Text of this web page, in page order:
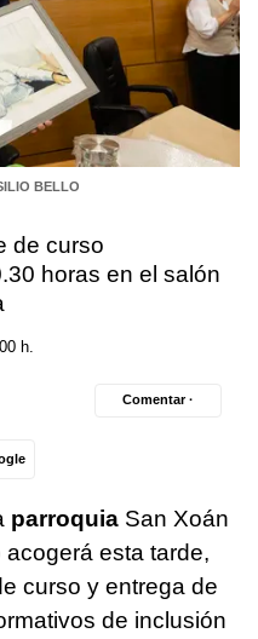
BELLO
de curso
horas en el salón
h.
Comentar ·
parroquia San Xoán
acogerá esta tarde,
curso y entrega de
de inclusión